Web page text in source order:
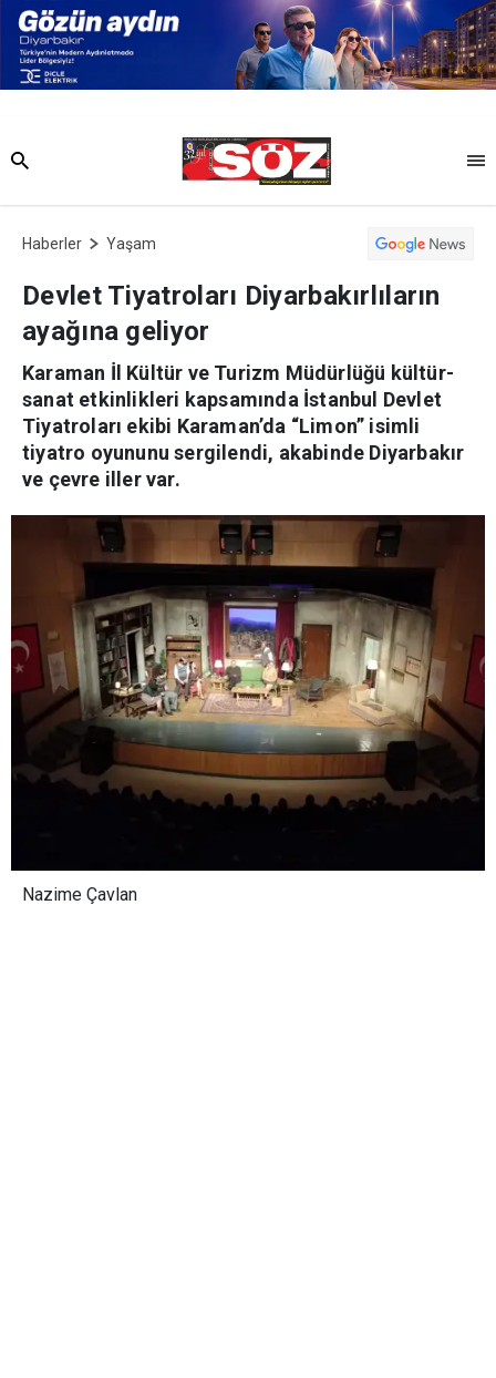
Haberler Yaşam
Devlet Tiyatroları Diyarbakırlıların
ayağına geliyor
Karaman İl Kültür ve Turizm Müdürlüğü kültür-
sanat etkinlikleri kapsamında İstanbul Devlet
Tiyatroları ekibi Karaman’da “Limon” isimli
tiyatro oyununu sergilendi, akabinde Diyarbakır
ve çevre iller var.
Nazime Çavlan